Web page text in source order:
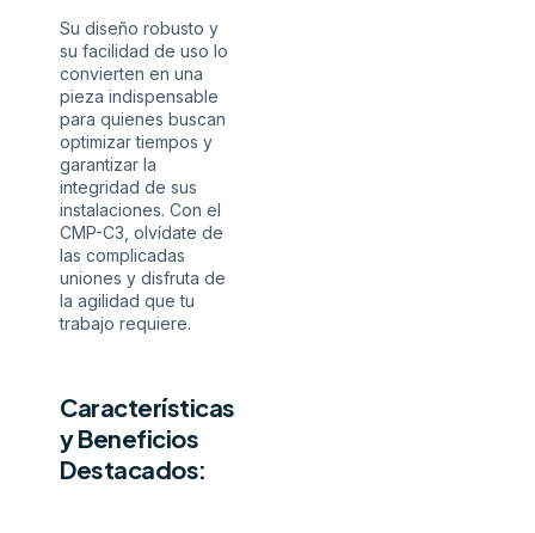
Su diseño robusto y
su facilidad de uso lo
convierten en una
pieza indispensable
para quienes buscan
optimizar tiempos y
garantizar la
integridad de sus
instalaciones. Con el
CMP-C3, olvídate de
las complicadas
uniones y disfruta de
la agilidad que tu
trabajo requiere.
Características
y Beneficios
Destacados: